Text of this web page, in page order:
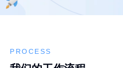
PROCESS